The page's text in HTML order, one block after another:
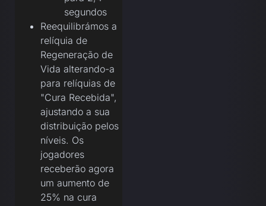
segundos
Reequilibrámos a
relíquia de
Regeneração de
Vida alterando-a
para relíquias de
"Cura Recebida",
ajustando a sua
distribuição pelos
níveis. Os
jogadores
receberão agora
um aumento de
25% na cura